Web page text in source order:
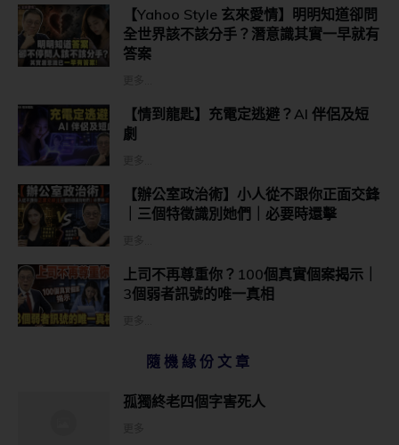
【Yahoo Style 玄來愛情】明明知道卻問
全世界該不該分手？潛意識其實一早就有
答案
【情到龍匙】充電定逃避？AI 伴侶及短
劇
【辦公室政治術】小人從不跟你正面交鋒
｜三個特徵識別她們｜必要時還擊
上司不再尊重你？100個真實個案揭示｜
3個弱者訊號的唯一真相
隨機緣份文章
孤獨終老四個字害死人